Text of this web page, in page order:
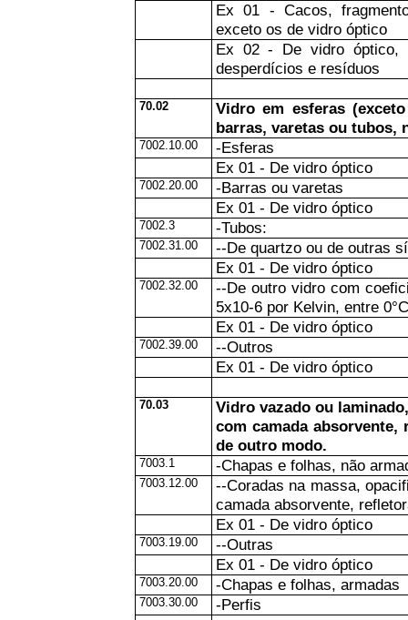
Ex 01 - Cacos,
exceto os de vidro óptico
Ex 02 - De vidro óptico,
desperdícios e resíduos
70.02
Vidro em esferas
barras, varetas ou tubos,
7002.10.00
-Esferas
Ex 01 - De vidro óptico
7002.20.00
-Barras ou varetas
Ex 01 - De vidro óptico
7002.3 -Tubos:
7002.31.00
--De quartzo ou de outras
Ex 01 - De vidro óptico
7002.32.00
--De outro vidro com
5x10-6 por Kelvin, entre
Ex 01 - De vidro óptico
7002.39.00
--Outros
Ex 01 - De vidro óptico
70.03
Vidro vazado ou
com camada
de outro modo.
7003.1 -Chapas e folhas, não
7003.12.00
--Coradas na massa,
camada absorvente,
Ex 01 - De vidro óptico
7003.19.00
--Outras
Ex 01 - De vidro óptico
7003.20.00 -Chapas e folhas, armadas
7003.30.00 -Perfis